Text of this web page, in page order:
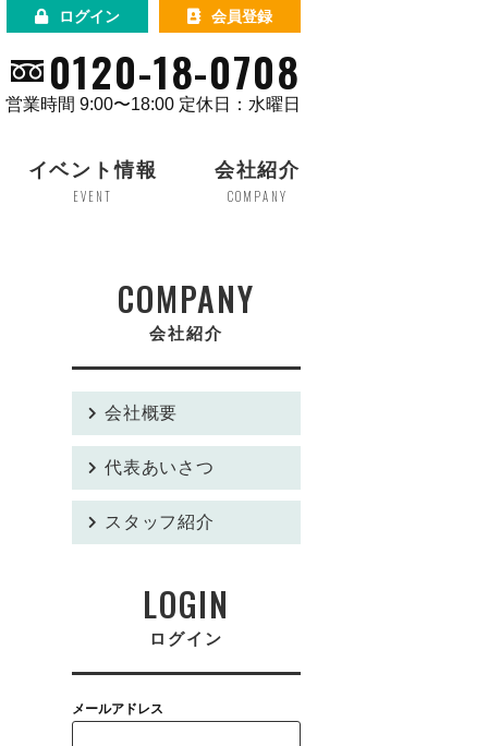
ログイン 会員登録
0120-18-0708
営業時間 9:00〜18:00 定休日：水曜日
イベント情報
EVENT
会社紹介
COMPANY
COMPANY
会社紹介
会社概要
代表あいさつ
スタッフ紹介
LOGIN
ログイン
メールアドレス